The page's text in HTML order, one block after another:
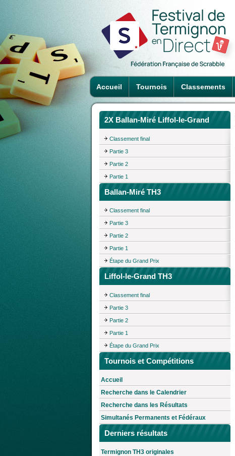
Accueil Tournois Classements
2X Ballan-Miré Liffol-le-Grand
Classement final
Partie 3
Partie 2
Partie 1
Ballan-Miré TH3
Classement final
Partie 3
Partie 2
Partie 1
Étape du Grand Prix
Liffol-le-Grand TH3
Classement final
Partie 3
Partie 2
Partie 1
Étape du Grand Prix
Tournois et Compétitions
Accueil
Recherche dans le Calendrier
Recherche dans les Résultats
Simultanés Permanents et Fédéraux
Derniers résultats
Termignon TH3 originales